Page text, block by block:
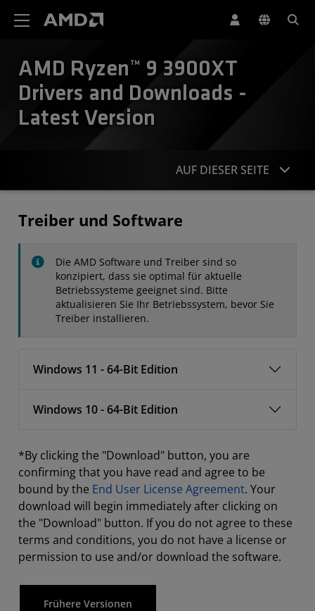
AMD Ryzen™ 9 3900XT
Drivers and Downloads -
Latest Version
AUF DIESER SEITE
Treiber und Software
Die AMD Software und Treiber sind so
konzipiert, dass sie optimal für aktuelle
Betriebssysteme geeignet sind. Bitte
aktualisieren Sie Ihr Betriebssystem, bevor Sie
Treiber installieren.
Windows 11 - 64-Bit Edition
Windows 10 - 64-Bit Edition
*By clicking the "Download" button, you are
confirming that you have read and agree to be
bound by the End User License Agreement. Your
download will begin immediately after clicking on
the "Download" button. If you do not agree to these
terms and conditions, you do not have a license or
permission to use and/or download the software.
Frühere Versionen